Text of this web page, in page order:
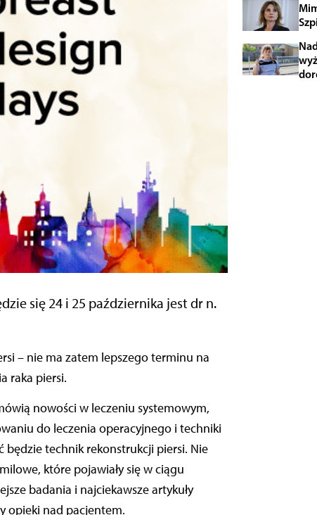
się 24 i 25 października jest dr n.
raka piersi.
nowości w leczeniu systemowym,
do leczenia operacyjnego i techniki
będzie technik rekonstrukcji piersi. Nie
które pojawiały się w ciągu
badania i najciekawsze artykuły
opieki nad pacjentem.